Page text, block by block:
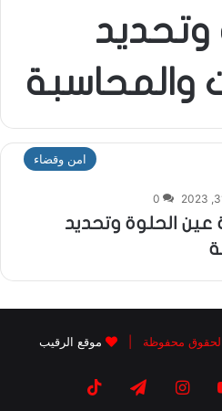
وتحديد
والمحاسبة
امن وقضاء
0
الحلوة وتحديد
موقع الرقيب
يوتيوب انستقرام تيلقرام